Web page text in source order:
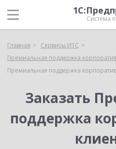
Система
Главная
Сервисы ИТС
Премиальная поддержка
Премиальная поддержка
Заказать
поддержка